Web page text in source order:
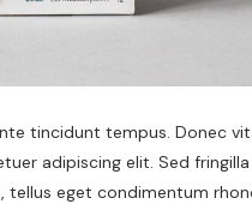
tincidunt tempus. Donec
adipiscing elit. Sed
tellus eget condimentum